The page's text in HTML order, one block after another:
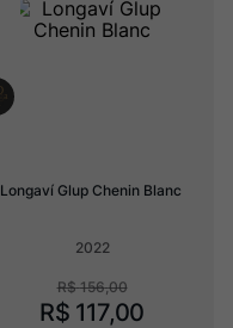
Longaví Glup Chenin Blanc
2022
R$ 156,00
R$ 117,00